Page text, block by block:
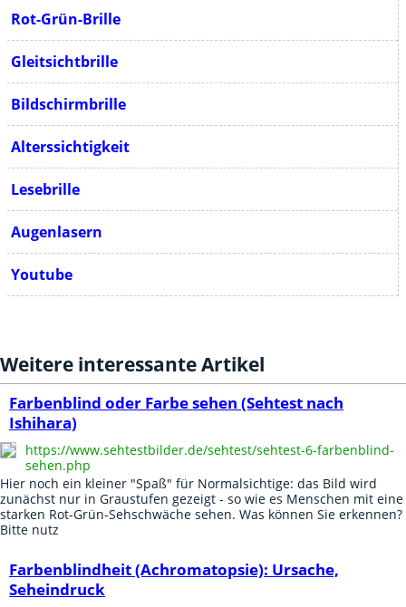
Rot-Grün-Brille
Gleitsichtbrille
Bildschirmbrille
Alterssichtigkeit
Lesebrille
Augenlasern
Youtube
Weitere interessante Artikel
Farbenblind oder Farbe sehen (Sehtest nach
Ishihara)
https://www.sehtestbilder.de/sehtest/sehtest-6-farbenblind-
sehen.php
Hier noch ein kleiner "Spaß" für Normalsichtige: das Bild wird
zunächst nur in Graustufen gezeigt - so wie es Menschen mit eine
starken Rot-Grün-Sehschwäche sehen. Was können Sie erkennen?
Bitte nutz
Farbenblindheit (Achromatopsie): Ursache,
Seheindruck